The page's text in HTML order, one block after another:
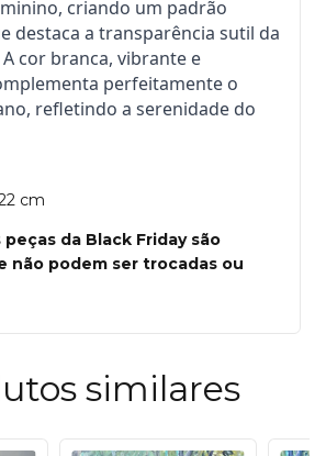
criando um padrão
destaca a transparência sutil da
cor branca, vibrante e
perfeitamente o
refletindo a serenidade do
cm
da Black Friday são
não podem ser trocadas ou
similares